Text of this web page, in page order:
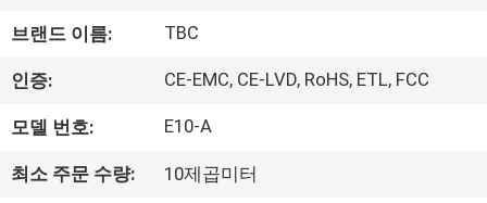
VR
우
리
브랜드 이름: TBC
인증: CE-EMC, CE-LVD, RoHS, ETL, FCC
모델 번호: E10-A
최소 주문 수량: 10제곱미터